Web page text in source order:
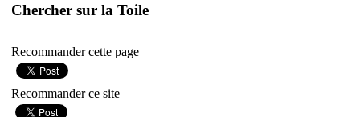
Chercher sur la Toile
Recommander cette page
Recommander ce site